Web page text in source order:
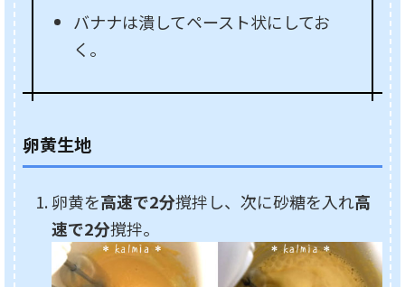
バナナは潰してペースト状にしてお
く。
卵黄生地
卵黄を高速で2分撹拌し、次に砂糖を入れ高
速で2分撹拌。